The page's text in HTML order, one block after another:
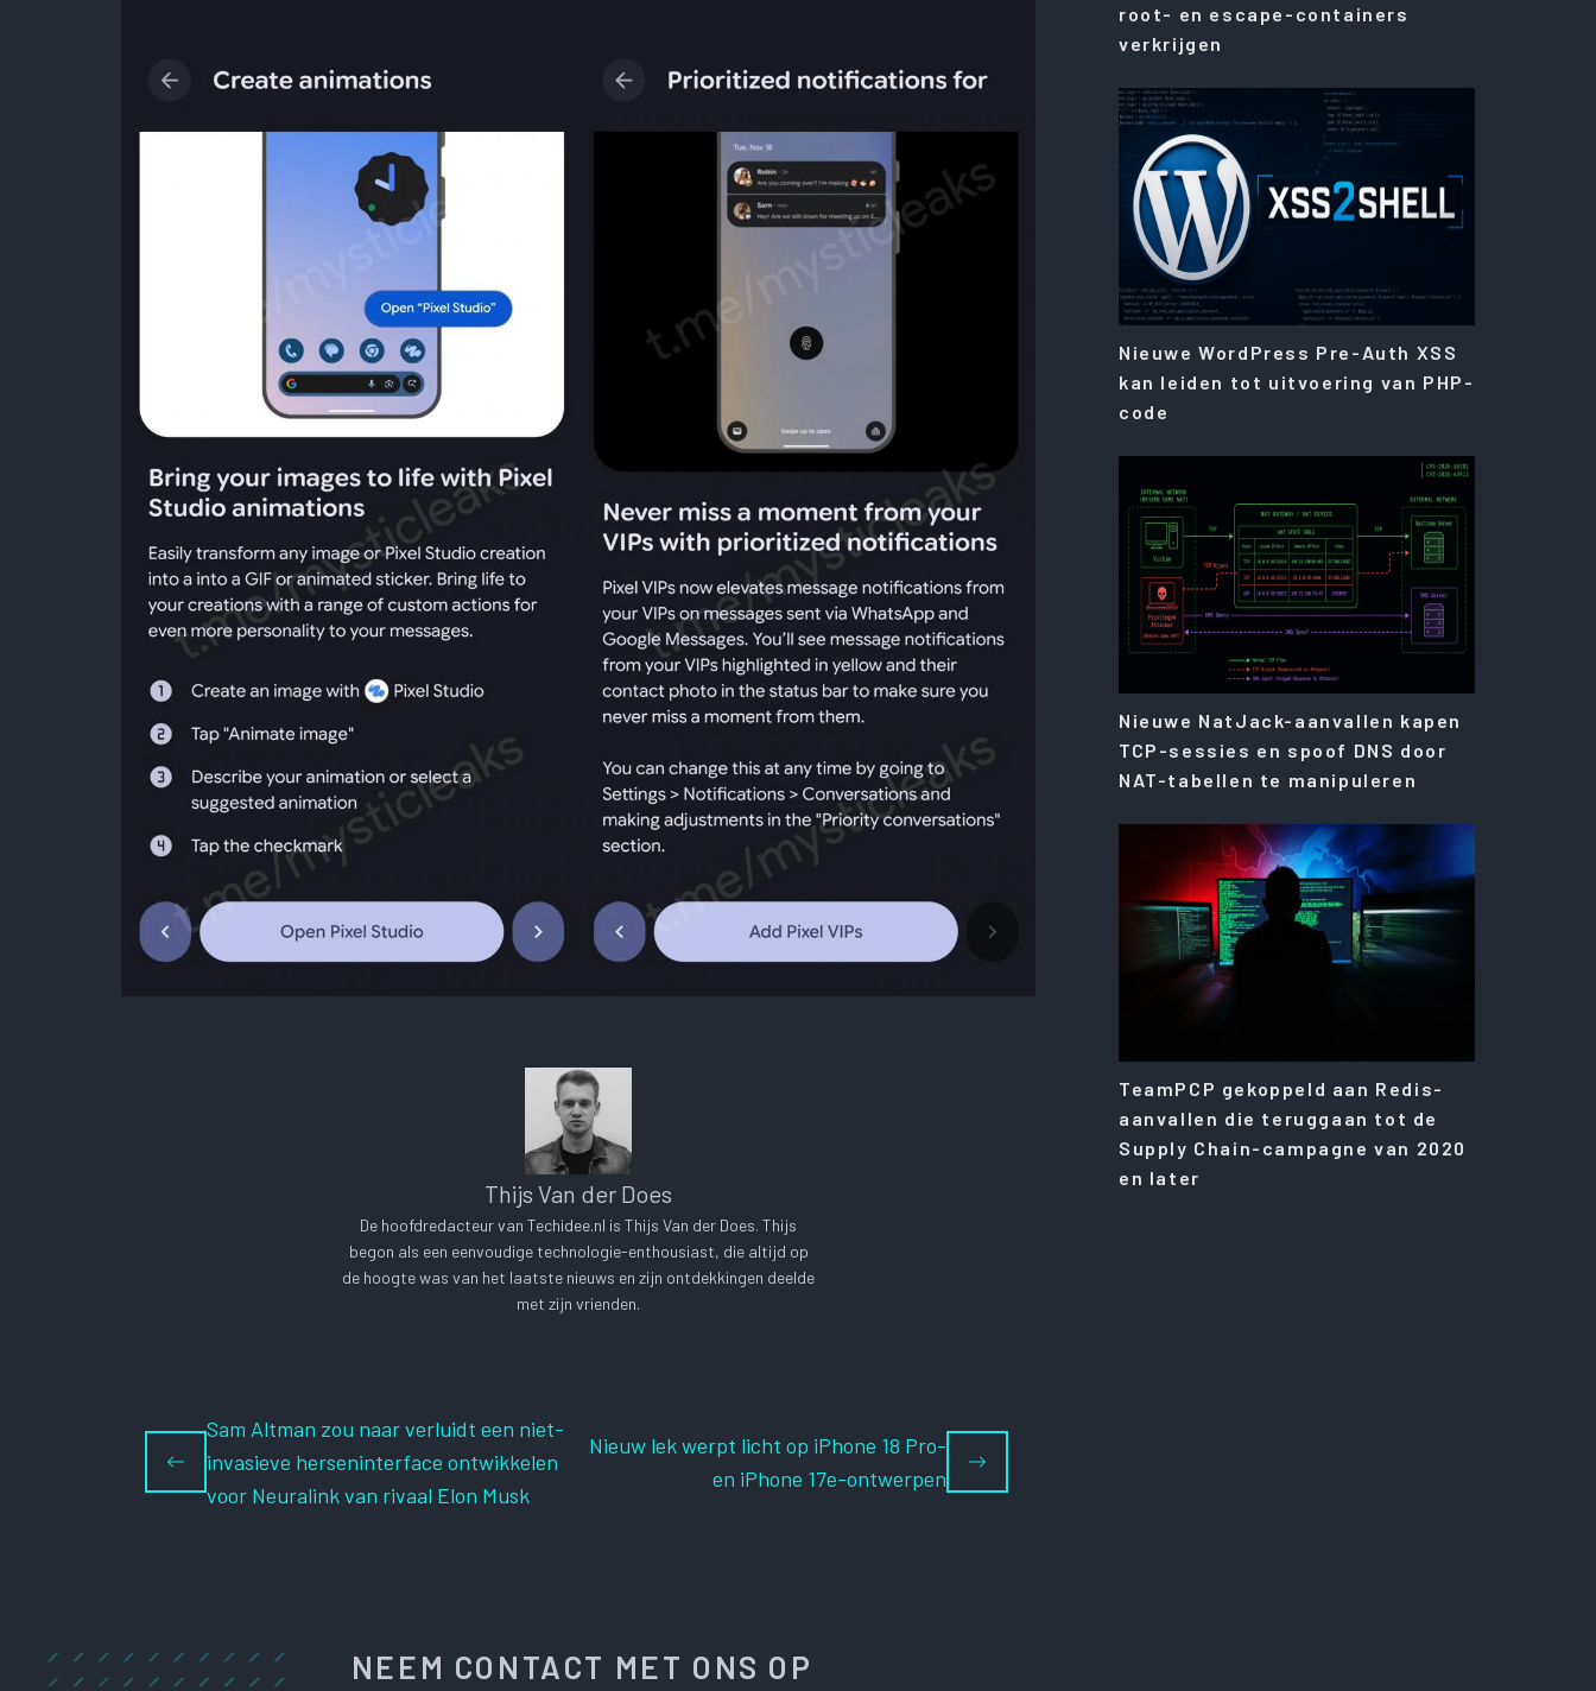
Thijs Van der Does
De hoofdredacteur van Techidee.nl is Thijs Van der Does. Thijs
begon als een eenvoudige technologie-enthousiast, die altijd op
de hoogte was van het laatste nieuws en zijn ontdekkingen deelde
met zijn vrienden.
Sam Altman zou naar verluidt een niet-
invasieve herseninterface ontwikkelen
voor Neuralink van rivaal Elon Musk
Nieuw lek werpt licht op iPhone 18 Pro-
en iPhone 17e-ontwerpen
root- en escape-containers
verkrijgen
Nieuwe WordPress Pre-Auth XSS
kan leiden tot uitvoering van PHP-
code
Nieuwe NatJack-aanvallen kapen
TCP-sessies en spoof DNS door
NAT-tabellen te manipuleren
TeamPCP gekoppeld aan Redis-
aanvallen die teruggaan tot de
Supply Chain-campagne van 2020
en later
NEEM CONTACT MET ONS OP